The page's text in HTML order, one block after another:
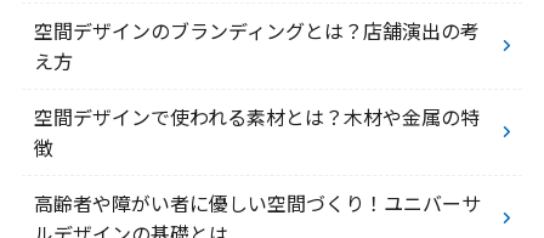
空間デザインのブランディングとは？店舗演出の考
え方
空間デザインで使われる素材とは？木材や金属の特
徴
高齢者や障がい者に優しい空間づくり！ユニバーサ